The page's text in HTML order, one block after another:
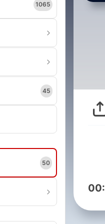
1065
45
50